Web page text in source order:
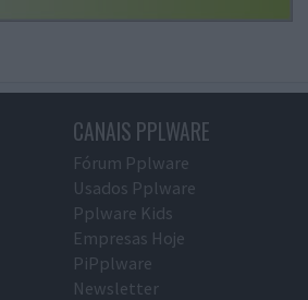
CANAIS PPLWARE
Fórum Pplware
Usados Pplware
Pplware Kids
Empresas Hoje
PiPplware
Newsletter